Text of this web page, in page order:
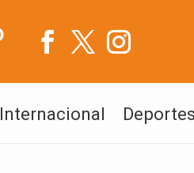
Internacional Deportes